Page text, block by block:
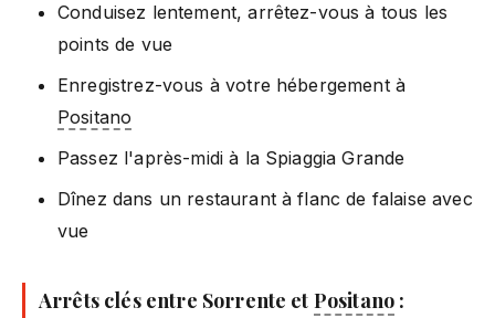
Conduisez lentement, arrêtez-vous à tous les
points de vue
Enregistrez-vous à votre hébergement à
Positano
Passez l'après-midi à la Spiaggia Grande
Dînez dans un restaurant à flanc de falaise avec
vue
Arrêts clés entre Sorrente et Positano :